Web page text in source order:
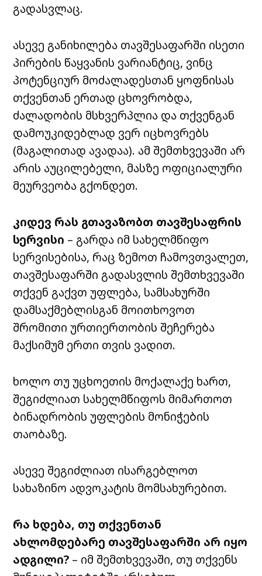
გადასვლაც.
ასევე განიხილება თავშესაფარში ისეთი
პირების წაყვანის ვარიანტიც, ვინც
პოტენციურ მოძალადესთან ყოფნისას
თქვენთან ერთად ცხოვრობდა,
ძალადობის მსხვერპლია და თქვენგან
დამოუკიდებლად ვერ იცხოვრებს
(მაგალითად ავადაა). ამ შემთხვევაში არ
არის აუცილებელი, მასზე ოფიციალური
მეურვეობა გქონდეთ.
კიდევ რას გთავაზობთ თავშესაფრის
სერვისი – გარდა იმ სახელმწიფო
სერვისებისა, რაც ზემოთ ჩამოვთვალეთ,
თავშესაფარში გადასვლის შემთხვევაში
თქვენ გაქვთ უფლება, სამსახურში
დამსაქმებლისგან მოითხოვოთ
შრომითი ურთიერთობის შეჩერება
მაქსიმუმ ერთი თვის ვადით.
ხოლო თუ უცხოეთის მოქალაქე ხართ,
შეგიძლიათ სახელმწიფოს მიმართოთ
ბინადრობის უფლების მონიჭების
თაობაზე.
ასევე შეგიძლიათ ისარგებლოთ
სახაზინო ადვოკატის მომსახურებით.
რა ხდება, თუ თქვენთან
ახლომდებარე თავშესაფარში არ იყო
ადგილი? – იმ შემთხვევაში, თუ თქვენს